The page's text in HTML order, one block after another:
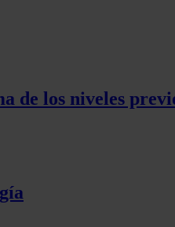
de los niveles